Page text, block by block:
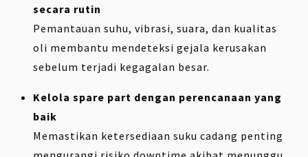
secara rutin
Pemantauan suhu, vibrasi, suara, dan kualitas
oli membantu mendeteksi gejala kerusakan
sebelum terjadi kegagalan besar.
Kelola spare part dengan perencanaan yang
baik
Memastikan ketersediaan suku cadang penting